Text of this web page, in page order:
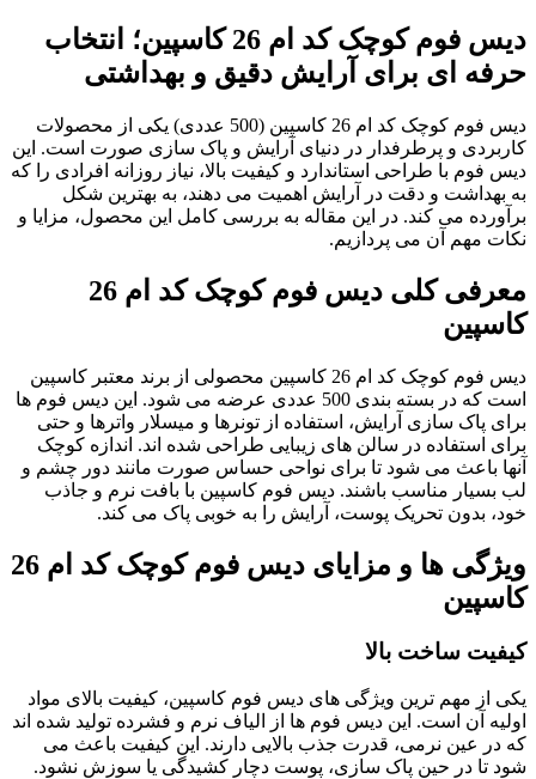
دیس فوم کوچک کد ام 26 کاسپین؛ انتخاب
حرفه ای برای آرایش دقیق و بهداشتی
دیس فوم کوچک کد ام 26 کاسپین (500 عددی) یکی از محصولات
کاربردی و پرطرفدار در دنیای آرایش و پاک سازی صورت است. این
دیس فوم با طراحی استاندارد و کیفیت بالا، نیاز روزانه افرادی را که
به بهداشت و دقت در آرایش اهمیت می دهند، به بهترین شکل
برآورده می کند. در این مقاله به بررسی کامل این محصول، مزایا و
نکات مهم آن می پردازیم.
معرفی کلی دیس فوم کوچک کد ام 26
کاسپین
دیس فوم کوچک کد ام 26 کاسپین محصولی از برند معتبر کاسپین
است که در بسته بندی 500 عددی عرضه می شود. این دیس فوم ها
برای پاک سازی آرایش، استفاده از تونرها و میسلار واترها و حتی
برای استفاده در سالن های زیبایی طراحی شده اند. اندازه کوچک
آنها باعث می شود تا برای نواحی حساس صورت مانند دور چشم و
لب بسیار مناسب باشند. دیس فوم کاسپین با بافت نرم و جاذب
خود، بدون تحریک پوست، آرایش را به خوبی پاک می کند.
ویژگی ها و مزایای دیس فوم کوچک کد ام 26
کاسپین
کیفیت ساخت بالا
یکی از مهم ترین ویژگی های دیس فوم کاسپین، کیفیت بالای مواد
اولیه آن است. این دیس فوم ها از الیاف نرم و فشرده تولید شده اند
که در عین نرمی، قدرت جذب بالایی دارند. این کیفیت باعث می
شود تا در حین پاک سازی، پوست دچار کشیدگی یا سوزش نشود.